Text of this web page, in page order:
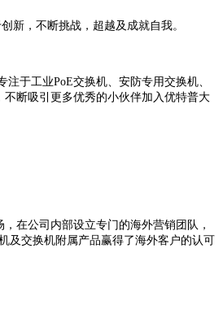
新，不断挑战，超越及成就自我。
注于工业PoE交换机、安防专用交换机、
断吸引更多优秀的小伙伴加入优特普大
在公司内部设立专门的海外营销团队，
及交换机附属产品赢得了海外客户的认可